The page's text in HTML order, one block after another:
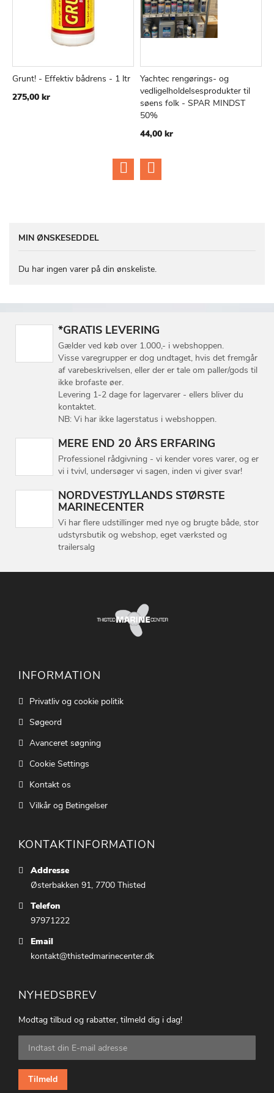
SAMMENLIGN
Grunt! - Effektiv bådrens - 1 ltr
275,00 kr
Læg i kurv
TILFØJ
TIL
Yachtec rengørings- og
vedligelholdelsesprodukter til
søens folk - SPAR MINDST
50%
44,00 kr
MIN ØNSKESEDDEL
Du har ingen varer på din ønskeliste.
*GRATIS LEVERING
Gælder ved køb over 1.000,- i webshoppen.
Visse varegrupper er dog undtaget, hvis det fremgår
af varebeskrivelsen, eller der er tale om paller/gods til
ikke brofaste øer.
Levering 1-2 dage for lagervarer - ellers bliver du
kontaktet.
NB: Vi har ikke lagerstatus i webshoppen.
MERE END 20 ÅRS ERFARING
Professionel rådgivning - vi kender vores varer, og er
vi i tvivl, undersøger vi sagen, inden vi giver svar!
NORDVESTJYLLANDS STØRSTE
MARINECENTER
Vi har flere udstillinger med nye og brugte både, stor
udstyrsbutik og webshop, eget værksted og
trailersalg
INFORMATION
Privatliv og cookie politik
Søgeord
Avanceret søgning
Cookie Settings
Kontakt os
Vilkår og Betingelser
KONTAKTINFORMATION
Addresse
Østerbakken 91, 7700 Thisted
Telefon
97971222
Email
kontakt@thistedmarinecenter.dk
NYHEDSBREV
Modtag tilbud og rabatter, tilmeld dig i dag!
Tilmeld
dig
vores
nyhedsbrev:
Tilmeld